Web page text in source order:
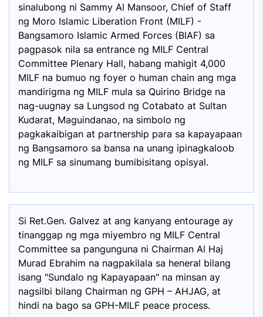
sinalubong ni Sammy Al Mansoor, Chief of Staff
ng Moro Islamic Liberation Front (MILF) -
Bangsamoro Islamic Armed Forces (BIAF) sa
pagpasok nila sa entrance ng MILF Central
Committee Plenary Hall, habang mahigit 4,000
MILF na bumuo ng foyer o human chain ang mga
mandirigma ng MILF mula sa Quirino Bridge na
nag-uugnay sa Lungsod ng Cotabato at Sultan
Kudarat, Maguindanao, na simbolo ng
pagkakaibigan at partnership para sa kapayapaan
ng Bangsamoro sa bansa na unang ipinagkaloob
ng MILF sa sinumang bumibisitang opisyal.
Si Ret.Gen. Galvez at ang kanyang entourage ay
tinanggap ng mga miyembro ng MILF Central
Committee sa pangunguna ni Chairman Al Haj
Murad Ebrahim na nagpakilala sa heneral bilang
isang "Sundalo ng Kapayapaan" na minsan ay
nagsilbi bilang Chairman ng GPH – AHJAG, at
hindi na bago sa GPH-MILF peace process.